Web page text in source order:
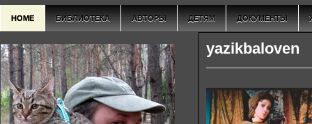
HOME БИБЛИОТЕКА АВТОРЫ ДЕТЯМ ДОКУМЕНТЫ
yazikbaloven